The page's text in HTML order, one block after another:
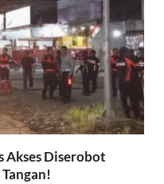
Akses Diserobot